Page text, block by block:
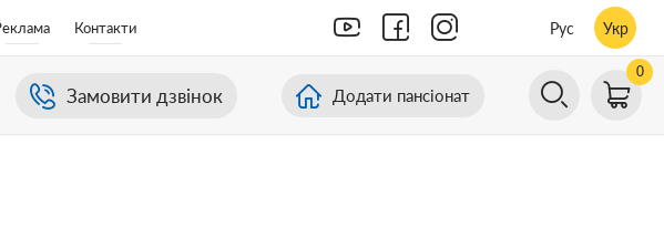
Контакти Рус Укр
Замовити дзвінок Додати пансіонат
0